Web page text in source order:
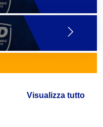
Visualizza tutto